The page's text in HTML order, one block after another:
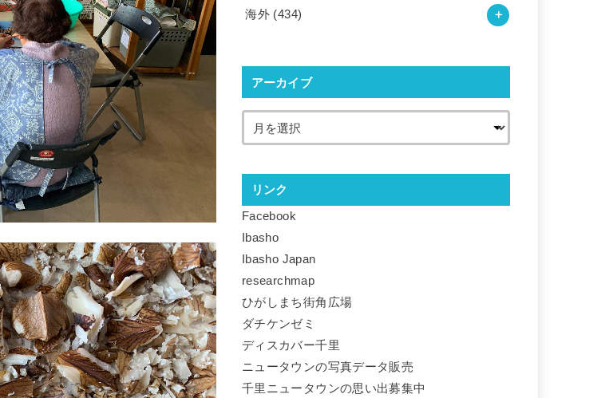
海外 (434)
アーカイブ
リンク
Facebook
Ibasho
Ibasho Japan
researchmap
ひがしまち街角広場
ダチケンゼミ
ディスカバー千里
ニュータウンの写真データ販売
千里ニュータウンの思い出募集中